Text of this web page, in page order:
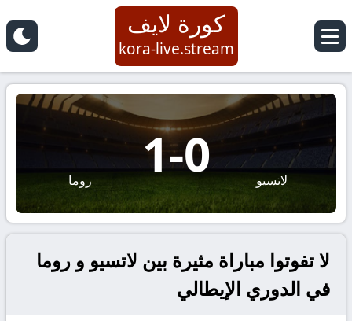
كورة لايف
kora-live.stream
لاتسيو 0
-
1 روما
لا تفوتوا مباراة مثيرة بين لاتسيو و روما
في الدوري الإيطالي